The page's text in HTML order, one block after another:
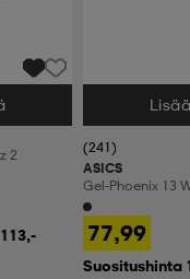
2
Valitse Koko
(241)
ASICS
Gel-Phoenix 13
77,99
Suositushinta